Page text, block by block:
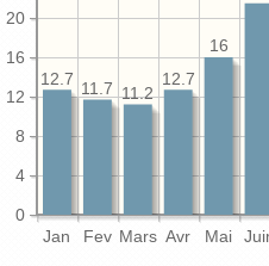
Jan Fev Mars Avr Mai
0
4
8
12
16
20
16
12.7
11.2
11.7
12.7